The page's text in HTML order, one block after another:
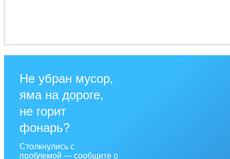
Не убран мусор,
яма на дороге,
не горит
фонарь?
Столкнулись с
проблемой — сообщите о